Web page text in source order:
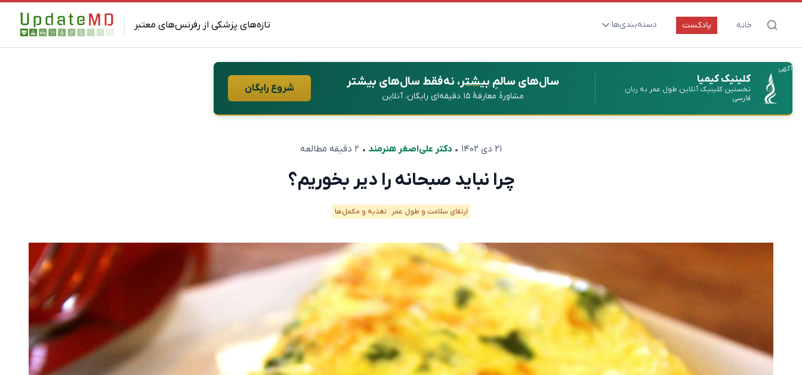
تازه‌های پزشکی از رفرنس‌های معتبر خانه پادکست دسته‌بندی‌ها
ارتقای سلامت و طول عمر
بیماری‌ها و پاتوژن‌ها
تغذیه و مکمل‌ها
آگهی
کلینیک کیمیا
نخستین کلینیک آنلاین طول عمر به زبان
فارسی
سال‌های سالمِبیشتر، نه فقط سال‌های بیشتر
مشاورهٔ معارفهٔ ۱۵ دقیقه‌ای رایگان، آنلاین
شروع رایگان
۲۱ دی ۱۴۰۲ • دکتر علی‌اصغر هنرمند • ۲ دقیقه مطالعه
چرا نباید صبحانه را دیر بخوریم؟
ارتقای سلامت و طول عمر تغذیه و مکمل‌ها